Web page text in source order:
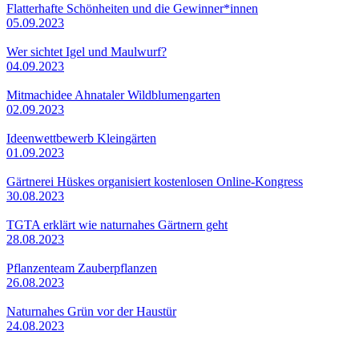
Flatterhafte Schönheiten und die Gewinner*innen
05.09.2023
Wer sichtet Igel und Maulwurf?
04.09.2023
Mitmachidee Ahnataler Wildblumengarten
02.09.2023
Ideenwettbewerb Kleingärten
01.09.2023
Gärtnerei Hüskes organisiert kostenlosen Online-Kongress
30.08.2023
TGTA erklärt wie naturnahes Gärtnern geht
28.08.2023
Pflanzenteam Zauberpflanzen
26.08.2023
Naturnahes Grün vor der Haustür
24.08.2023